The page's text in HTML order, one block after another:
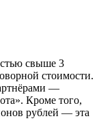
свыше 3
стоимости.
—
Кроме того,
рублей — эта